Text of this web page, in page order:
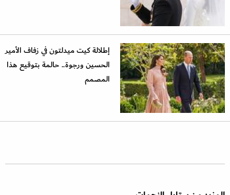
إطلالة كيت ميدلتون في زفاف الأمير
الحسين ورجوة.. حالمة بتوقيع هذا
المصمم